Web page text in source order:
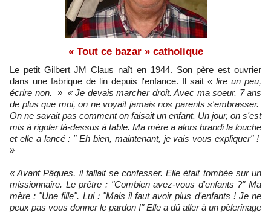
« Tout ce bazar » catholique
Le petit Gilbert JM Claus naît en 1944. Son père est ouvrier
dans une fabrique de lin depuis l'enfance. Il sait « lire un peu,
écrire non. » « Je devais marcher droit. Avec ma soeur, 7 ans
de plus que moi, on ne voyait jamais nos parents s'embrasser.
On ne savait pas comment on faisait un enfant. Un jour, on s'est
mis à rigoler là-dessus à table. Ma mère a alors brandi la louche
et elle a lancé : " Eh bien, maintenant, je vais vous expliquer" !
»
« Avant Pâques, il fallait se confesser. Elle était tombée sur un
missionnaire. Le prêtre : "Combien avez-vous d'enfants ?" Ma
mère : "Une fille". Lui : "Mais il faut avoir plus d'enfants ! Je ne
peux pas vous donner le pardon !" Elle a dû aller à un pèlerinage